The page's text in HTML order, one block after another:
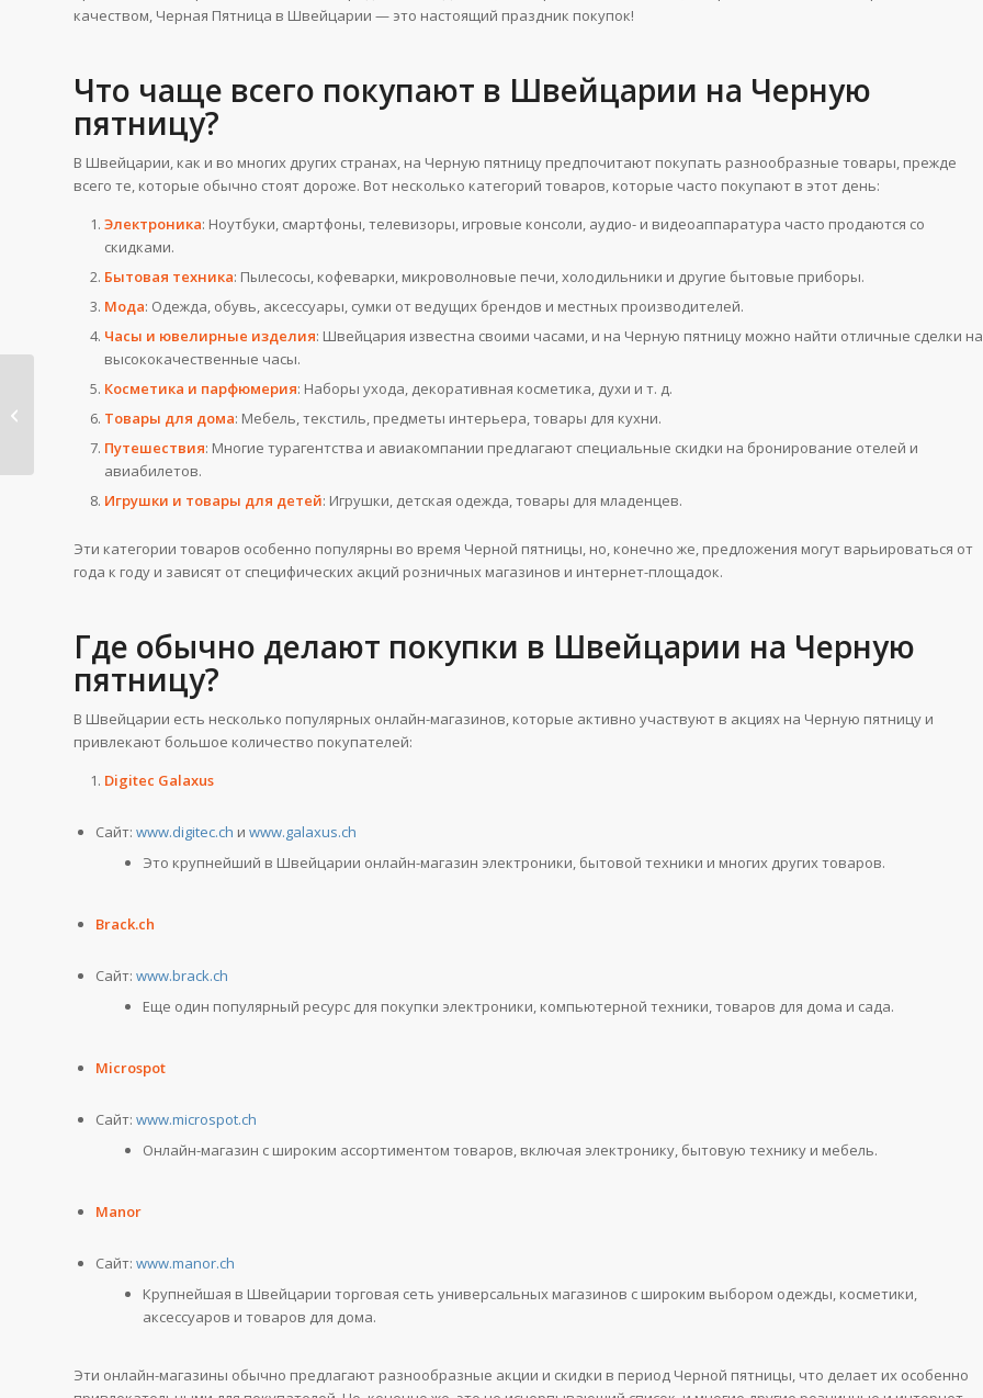
качеством, Черная Пятница в Швейцарии — это настоящий праздник покупок!
Что чаще всего покупают в Швейцарии на Черную
пятницу?
В Швейцарии, как и во многих других странах, на Черную пятницу предпочитают покупать разнообразные товары, прежде
всего те, которые обычно стоят дороже. Вот несколько категорий товаров, которые часто покупают в этот день:
Электроника: Ноутбуки, смартфоны, телевизоры, игровые консоли, аудио- и видеоаппаратура часто продаются со
скидками.
Бытовая техника: Пылесосы, кофеварки, микроволновые печи, холодильники и другие бытовые приборы.
Мода: Одежда, обувь, аксессуары, сумки от ведущих брендов и местных производителей.
Часы и ювелирные изделия: Швейцария известна своими часами, и на Черную пятницу можно найти отличные сделки на
высококачественные часы.
Косметика и парфюмерия: Наборы ухода, декоративная косметика, духи и т. д.
Товары для дома: Мебель, текстиль, предметы интерьера, товары для кухни.
Путешествия: Многие турагентства и авиакомпании предлагают специальные скидки на бронирование отелей и
авиабилетов.
Игрушки и товары для детей: Игрушки, детская одежда, товары для младенцев.
Эти категории товаров особенно популярны во время Черной пятницы, но, конечно же, предложения могут варьироваться от
года к году и зависят от специфических акций розничных магазинов и интернет-площадок.
Где обычно делают покупки в Швейцарии на Черную
пятницу?
В Швейцарии есть несколько популярных онлайн-магазинов, которые активно участвуют в акциях на Черную пятницу и
привлекают большое количество покупателей:
Digitec Galaxus
Сайт: www.digitec.ch и www.galaxus.ch
Это крупнейший в Швейцарии онлайн-магазин электроники, бытовой техники и многих других товаров.
Brack.ch
Сайт: www.brack.ch
Еще один популярный ресурс для покупки электроники, компьютерной техники, товаров для дома и сада.
Microspot
Сайт: www.microspot.ch
Онлайн-магазин с широким ассортиментом товаров, включая электронику, бытовую технику и мебель.
Manor
Сайт: www.manor.ch
Крупнейшая в Швейцарии торговая сеть универсальных магазинов с широким выбором одежды, косметики,
аксессуаров и товаров для дома.
Эти онлайн-магазины обычно предлагают разнообразные акции и скидки в период Черной пятницы, что делает их особенно
Черная пятница в
Украине 2025.